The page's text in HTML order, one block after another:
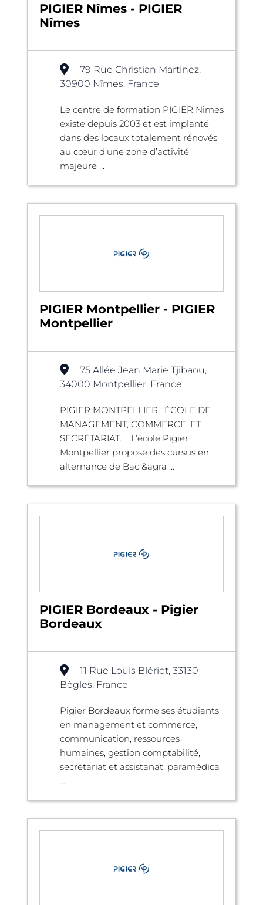
PIGIER Nîmes - PIGIER
Nîmes
79 Rue Christian Martinez,
30900 Nîmes, France
Le centre de formation PIGIER Nîmes
existe depuis 2003 et est implanté
dans des locaux totalement rénovés
au cœur d’une zone d’activité
majeure ...
PIGIER Montpellier - PIGIER
Montpellier
75 Allée Jean Marie Tjibaou,
34000 Montpellier, France
PIGIER MONTPELLIER : ÉCOLE DE
MANAGEMENT, COMMERCE, ET
SECRÉTARIAT. L’école Pigier
Montpellier propose des cursus en
alternance de Bac &agra ...
PIGIER Bordeaux - Pigier
Bordeaux
11 Rue Louis Blériot, 33130
Bègles, France
Pigier Bordeaux forme ses étudiants
en management et commerce,
communication, ressources
humaines, gestion comptabilité,
secrétariat et assistanat, paramédica
...